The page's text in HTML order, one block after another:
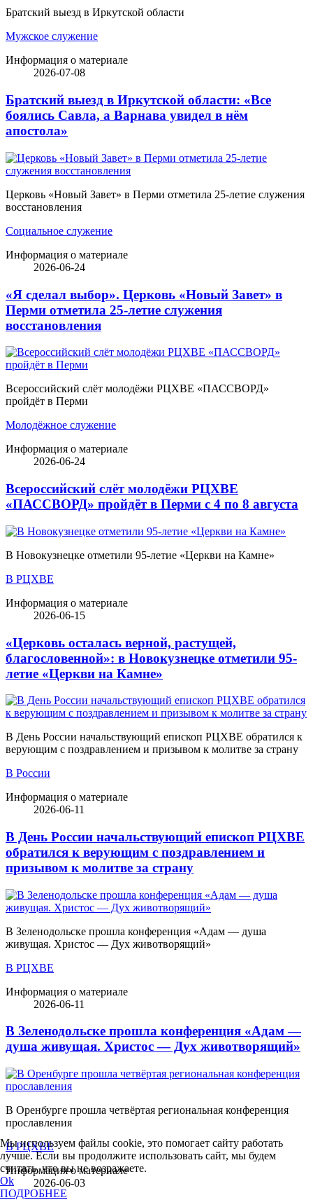
Братский выезд в Иркутской области
Мужское служение
Информация о материале
2026-07-08
Братский выезд в Иркутской области: «Все
боялись Савла, а Варнава увидел в нём
апостола»
Церковь «Новый Завет» в Перми отметила 25-летие служения
восстановления
Социальное служение
Информация о материале
2026-06-24
«Я сделал выбор». Церковь «Новый Завет» в
Перми отметила 25-летие служения
восстановления
Всероссийский слёт молодёжи РЦХВЕ «ПАССВОРД»
пройдёт в Перми
Молодёжное служение
Информация о материале
2026-06-24
Всероссийский слёт молодёжи РЦХВЕ
«ПАССВОРД» пройдёт в Перми с 4 по 8 августа
В Новокузнецке отметили 95-летие «Церкви на Камне»
В РЦХВЕ
Информация о материале
2026-06-15
«Церковь осталась верной, растущей,
благословенной»: в Новокузнецке отметили 95-
летие «Церкви на Камне»
В День России начальствующий епископ РЦХВЕ обратился к
верующим с поздравлением и призывом к молитве за страну
В России
Информация о материале
2026-06-11
В День России начальствующий епископ РЦХВЕ
обратился к верующим с поздравлением и
призывом к молитве за страну
В Зеленодольске прошла конференция «Адам — душа
живущая. Христос — Дух животворящий»
В РЦХВЕ
Информация о материале
2026-06-11
В Зеленодольске прошла конференция «Адам —
душа живущая. Христос — Дух животворящий»
В Оренбурге прошла четвёртая региональная конференция
прославления
В РЦХВЕ
Информация о материале
2026-06-03
Мы используем файлы cookie, это помогает сайту работать
лучше. Если вы продолжите использовать сайт, мы будем
считать, что вы не возражаете.
Ok
ПОДРОБНЕЕ